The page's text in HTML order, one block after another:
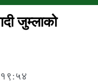
सुचना सन्देश
जुम्लाको
१९:५४